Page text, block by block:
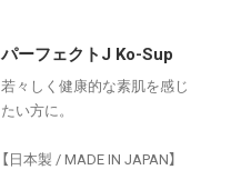
パーフェクトJ Ko-Sup
若々しく健康的な素肌を感じ
たい方に。
【日本製 / MADE IN JAPAN】